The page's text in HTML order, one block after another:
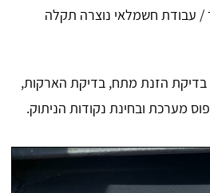
עבודת חשמלאי נוצרה תקלה
בדיקת הזנת מתח, בדיקת הארקות,
מערכת ובחינת נקודות הניתוק.